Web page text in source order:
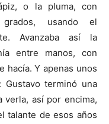
o la pluma, con
grados, usando el
Avanzaba así la
entre manos, con
hacía. Y apenas unos
terminó una
así por encima,
talante de esos años